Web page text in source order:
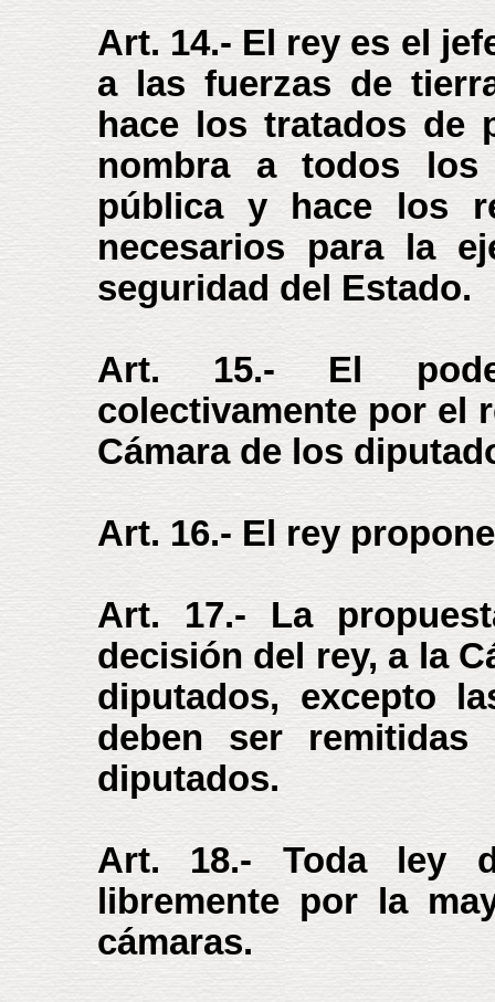
Art. 14.- El rey es el
a las fuerzas de
hace los tratados de
nombra a todos los
pública y hace los
necesarios para la
seguridad del Estado.
Art. 15.- El
colectivamente por el
Cámara de los
Art. 16.- El rey
Art. 17.- La
decisión del rey, a la
diputados, excepto
deben ser
diputados.
Art. 18.- Toda ley
libremente por la
cámaras.